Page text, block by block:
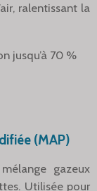
ralentissant la
jusqu’à 70 %
(MAP)
gazeux
Utilisée pour